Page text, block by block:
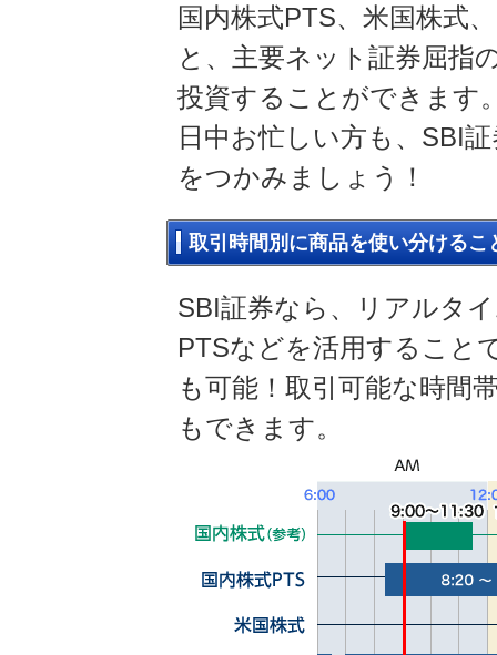
国内株式PTS、米国株式
と、主要ネット証券屈指
投資することができます
日中お忙しい方も、SBI
をつかみましょう！
取引時間別に商品を使い分けるこ
SBI証券なら、リアルタ
PTSなどを活用すること
も可能！取引可能な時間
もできます。